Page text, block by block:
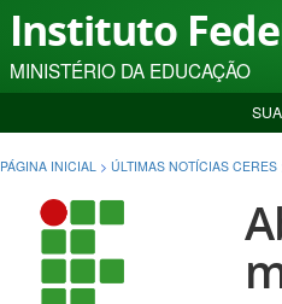
Instituto
MINISTÉRIO DA EDUCAÇÃO
PÁGINA INICIAL > ÚLTIMAS NOTÍCIAS CERES